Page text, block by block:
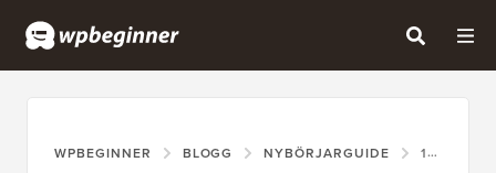
WPBEGINNER BLOGG NYBÖRJARGUIDE 18 VIKTIGASTE SAKERNA DU BEHÖVER GÖRA EFTER ATT HA INSTALLERAT WORDPRESS